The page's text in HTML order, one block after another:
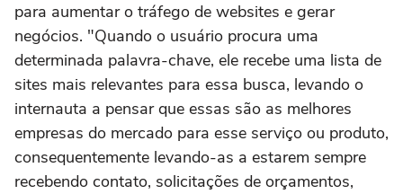
para aumentar o tráfego de websites e gerar
negócios. "Quando o usuário procura uma
determinada palavra-chave, ele recebe uma lista de
sites mais relevantes para essa busca, levando o
internauta a pensar que essas são as melhores
empresas do mercado para esse serviço ou produto,
consequentemente levando-as a estarem sempre
recebendo contato, solicitações de orçamentos,